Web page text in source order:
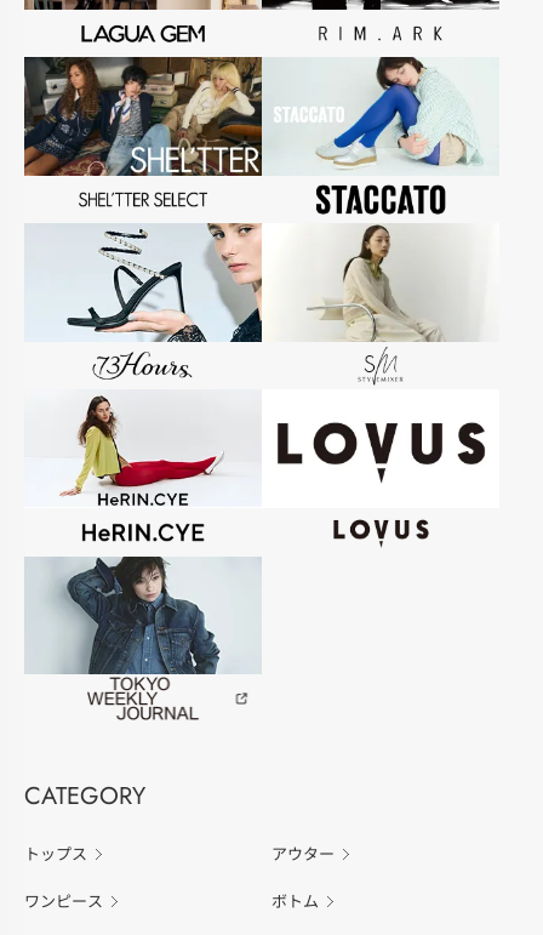
CATEGORY
トップス アウター
ワンピース ボトム